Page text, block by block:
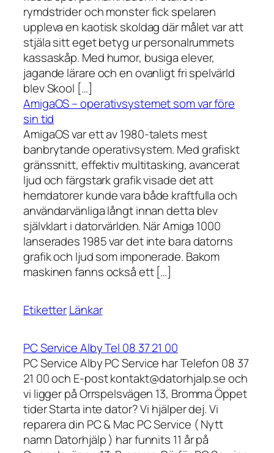
rymdstrider och monster fick spelaren
uppleva en kaotisk skoldag där målet var att
stjäla sitt eget betyg ur personalrummets
kassaskåp. Med humor, busiga elever,
jagande lärare och en ovanligt fri spelvärld
blev Skool […]
AmigaOS – operativsystemet som var före
sin tid
AmigaOS var ett av 1980-talets mest
banbrytande operativsystem. Med grafiskt
gränssnitt, effektiv multitasking, avancerat
ljud och färgstark grafik visade det att
hemdatorer kunde vara både kraftfulla och
användarvänliga långt innan detta blev
självklart i datorvärlden. När Amiga 1000
lanserades 1985 var det inte bara datorns
grafik och ljud som imponerade. Bakom
maskinen fanns också ett […]
EtiketterLänkar
PC Service Alby Tel 08 37 21 00
PC Service Alby PC Service har Telefon 08 37
21 00 och E-post kontakt@datorhjalp.se och
vi ligger på Orrspelsvägen 13, Bromma Öppet
tider Starta inte dator? Vi hjälper dej. Vi
reparera din PC & Mac PC Service ( Nytt
namn Datorhjälp ) har funnits 11 år på